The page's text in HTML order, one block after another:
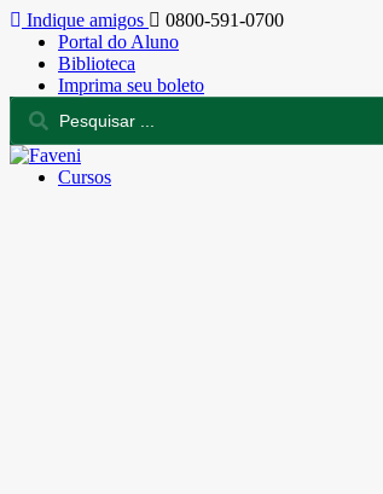
Indique amigos
0800-591-0700
Portal do Aluno
Biblioteca
Imprima seu boleto
Cursos